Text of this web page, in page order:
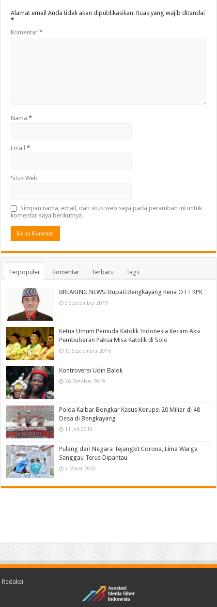
Alamat email Anda tidak akan dipublikasikan. Ruas yang wajib ditandai
*
Komentar*
Nama*
Email*
Situs Web
Simpan nama, email, dan situs web saya pada peramban ini untuk
komentar saya berikutnya.
Terpopuler Komentar Terbaru Tags
BREAKING NEWS: Bupati Bengkayang Kena OTT KPK
3 September 2019
Ketua Umum Pemuda Katolik Indonesia Kecam Aksi
Pembubaran Paksa Misa Katolik di Solo
10 September 2016
Kontroversi Udin Balok
26 Oktober 2019
Polda Kalbar Bongkar Kasus Korupsi 20 Miliar di 48
Desa di Bengkayang
11 Juli 2019
Pulang dari Negara Tejangkit Corona, Lima Warga
Sanggau Terus Dipantau
4 Maret 2020
Redaksi